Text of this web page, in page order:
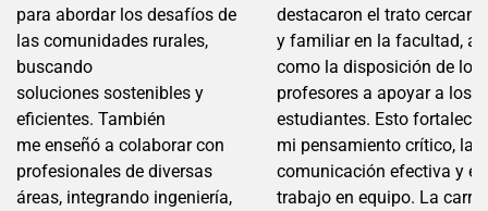
para abordar los desafíos de
las comunidades rurales,
buscando
soluciones sostenibles y
eficientes. También
me enseñó a colaborar con
profesionales de diversas
áreas, integrando ingeniería,
destacaron el trato cercano
y familiar en la facultad,
como la disposición de los
profesores a apoyar a los
estudiantes. Esto fortaleció
mi pensamiento crítico, la
comunicación efectiva y el
trabajo en equipo. La